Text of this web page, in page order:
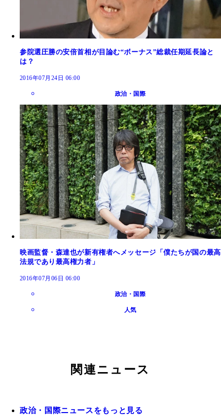
参院選圧勝の安倍首相が目論む“ボーナス”総裁任期延長論と
は？
2016年07月24日 06:00
政治・国際
映画監督・森達也が新有権者へメッセージ「僕たちが国の最高
法規であり最高権力者」
2016年07月06日 06:00
政治・国際
人気
関連ニュース
政治・国際ニュースをもっと見る